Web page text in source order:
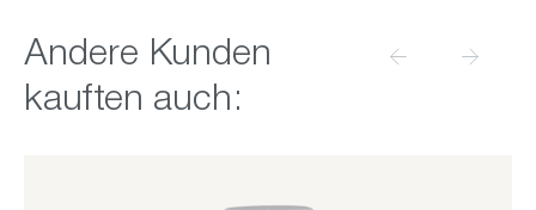
Produktgalerie überspringen
Andere Kunden
kauften auch: